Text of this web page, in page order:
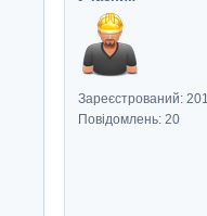
Зареєстрований:
Повідомлень: 20